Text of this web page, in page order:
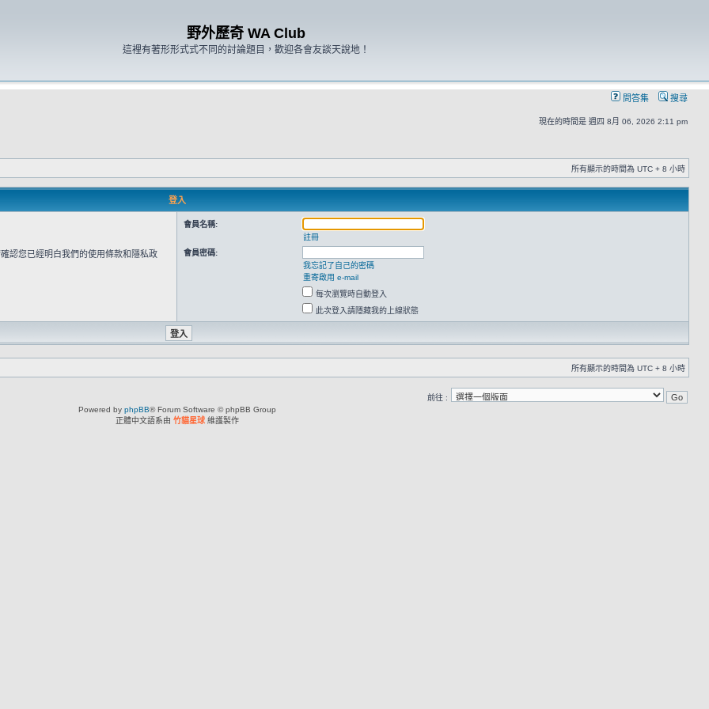
野外歷奇 WA Club
這裡有著形形式式不同的討論題目，歡迎各會友談天說地！
問答集 搜尋
現在的時間是 週四 8月 06, 2026 2:11 pm
所有顯示的時間為 UTC + 8 小時
登入
認您已經明白我們的使用條款和隱私政
會員名稱:
註冊
會員密碼:
我忘記了自己的密碼
重寄啟用 e-mail
每次瀏覽時自動登入
此次登入請隱藏我的上線狀態
所有顯示的時間為 UTC + 8 小時
前往 :
Powered by phpBB® Forum Software © phpBB Group
正體中文語系由 竹貓星球 維護製作